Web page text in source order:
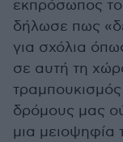
εκπρόσωπος
δήλωσε πως
για σχόλια
σε αυτή τη
δρόμους μας
μια